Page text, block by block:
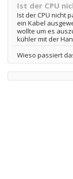
Ist der CPU
Ist der CPU nicht
ein Kabel
wollte um es
kühler mit der
Wieso passiert